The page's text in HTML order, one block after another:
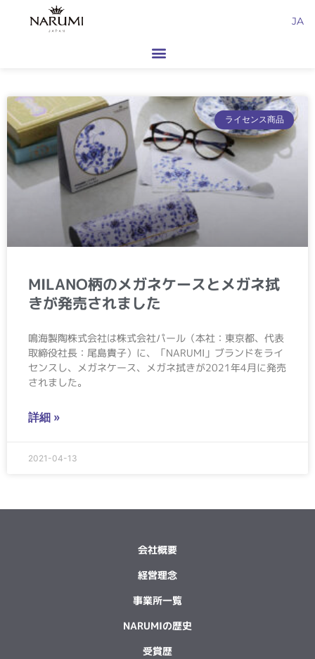
ッ
プ
JA
ライセンス商品
MILANO柄のメガネケースとメガネ拭
きが発売されました
鳴海製陶株式会社は株式会社パール（本社：東京都、代表
取締役社長：尾島貴子）に、「NARUMI」ブランドをライ
センスし、メガネケース、メガネ拭きが2021年4月に発売
されました。
詳細 »
2021-04-13
会社概要
経営理念
事業所一覧
NARUMIの歴史
受賞歴